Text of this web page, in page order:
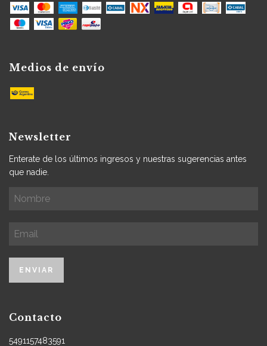
Medios de envío
Newsletter
Enterate de los últimos ingresos y nuestras sugerencias antes
que nadie.
Contacto
5491157483591